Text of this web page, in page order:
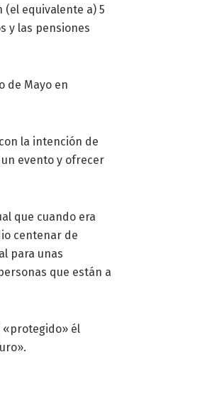
(el equivalente a) 5
y las pensiones
de Mayo en
la intención de
evento y ofrecer
que cuando era
centenar de
para unas
que están a
«protegido» él